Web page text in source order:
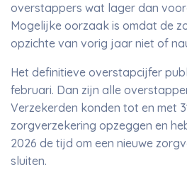
overstappers wat lager dan
Mogelijke oorzaak is omdat de
opzichte van vorig jaar niet of
Het definitieve overstapcijfer
februari. Dan zijn alle
Verzekerden konden tot en met
zorgverzekering opzeggen en
2026 de tijd om een nieuwe
sluiten.